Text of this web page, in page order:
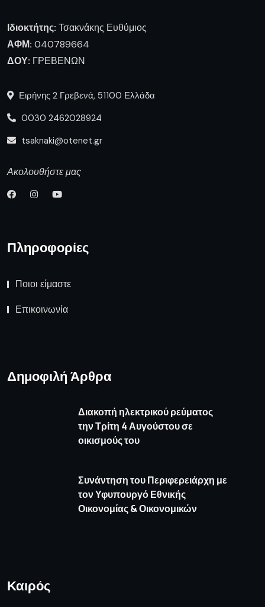
Ιδιοκτήτης: Τσακνάκης Ευθύμιος
ΑΦΜ: 040789664
ΔΟΥ: ΓΡΕΒΕΝΩΝ
Ειρήνης 2 Γρεβενά, 51100 Ελλάδα
0030 2462028924
tsaknaki@otenet.gr
Ακολουθήστε μας
Πληροφορίες
Ποιοι είμαστε
Επικοινωνία
Δημοφιλή Άρθρα
Διακοπή ηλεκτρικού ρεύματος
την Τρίτη 4 Αυγούστου σε
οικισμούς του
Συνάντηση του Περιφερειάρχη με
τον Υφυπουργό Εθνικής
Οικονομίας & Οικονομικών
Καιρός